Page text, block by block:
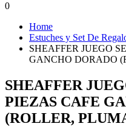
0
Home
Estuches y Set De
SHEAFFER JUEGO
GANCHO DORADO
SHEAFFER
PIEZAS CAFE
(ROLLER,